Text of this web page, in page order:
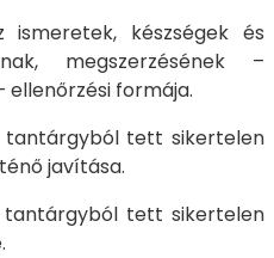
ismeretek, készségek és
megszerzésének –
formája.
tantárgyból tett sikertelen
javítása.
tantárgyból tett sikertelen